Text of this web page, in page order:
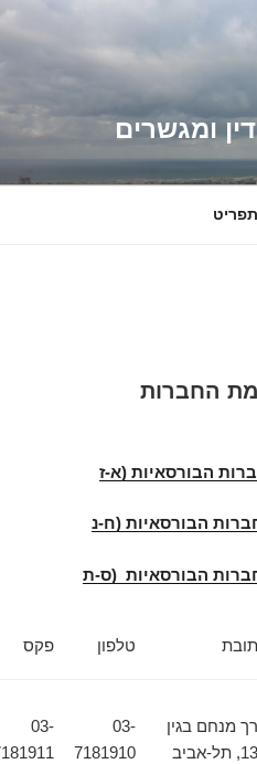
ומגשרים
החברות
הבורסאיות (א-ז
הבורסאיות (ח-נ
הבורסאיות (ס-ת
טלפון פקס
מנחם בגין
03-
7181910
03-
7181911